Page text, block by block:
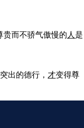
贵而不骄气傲慢的 人 是
出的德行， 才变得尊